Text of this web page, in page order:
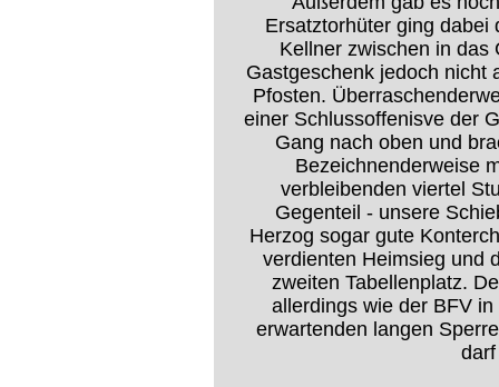
Ersatztorhüter ging dabei
Kellner zwischen in das
Gastgeschenk jedoch nicht
Pfosten.
einer Schlussoffenisve der
Gang nach oben und
Bezeichnenderweise
verbleibenden viertel
Gegenteil - unsere
Herzog sogar gute
verdienten Heimsieg und
zweiten Tabellenplatz.
allerdings wie der BFV
erwartenden langen